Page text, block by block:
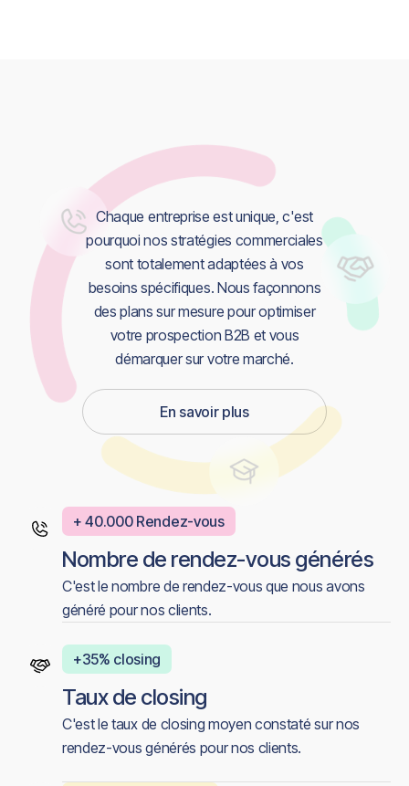
Chaque entreprise est unique, c'est
pourquoi nos stratégies commerciales
sont totalement adaptées à vos
besoins spécifiques. Nous façonnons
des plans sur mesure pour optimiser
votre prospection B2B et vous
démarquer sur votre marché.
En savoir plus
Get Started
+ 40.000 Rendez-vous
Nombre de rendez-vous générés
C'est le nombre de rendez-vous que nous avons
généré pour nos clients.
+35% closing
Taux de closing
C'est le taux de closing moyen constaté sur nos
rendez-vous générés pour nos clients.